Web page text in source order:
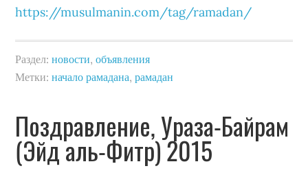
https://musulmanin.com/tag/ramadan/
Раздел:новости,объявления
Метки:начало рамадана,рамадан
Поздравление, Ураза-Байрам
(Эйд аль-Фитр) 2015